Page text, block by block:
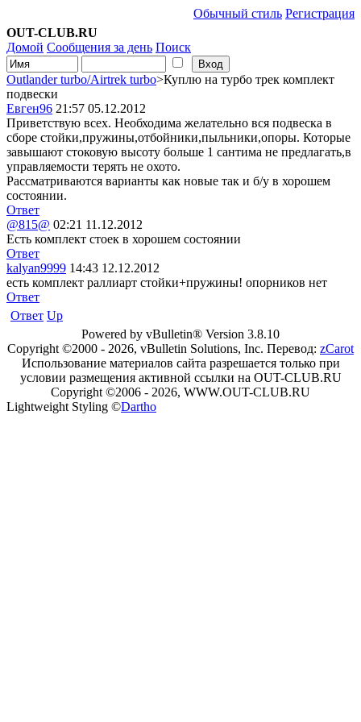
Обычный стиль Регистрация
OUT-CLUB.RU
Домой Сообщения за день Поиск
Outlander turbo/Airtrek turbo>Куплю на турбо трек комплект
подвески
Евген96 21:57 05.12.2012
Приветствую всех. Необходима желательно вся подвеска в
сборе стойки,пружины,отбойники,пыльники,опоры. Которые
завышают стоковую высоту больше 1 сантима не предлагать,в
управляемости терять не охото.
Рассматриваются варианты как новые так и б/у в хорошем
состоянии.
Ответ
@815@ 02:21 11.12.2012
Есть комплект стоек в хорошем состоянии
Ответ
kalyan9999 14:43 12.12.2012
есть комплект раллиарт стойки+пружины! опорников нет
Ответ
Ответ Up
Powered by vBulletin® Version 3.8.10
Copyright ©2000 - 2026, vBulletin Solutions, Inc. Перевод: zCarot
Использование материалов сайта разрешается только при
условии размещения активной ссылки на OUT-CLUB.RU
Copyright ©2006 - 2026, WWW.OUT-CLUB.RU
Lightweight Styling ©Dartho